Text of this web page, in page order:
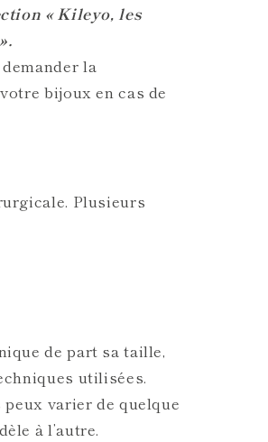
« Kileyo, les
la
bijoux en cas de
Plusieurs
de part sa taille,
utilisées.
varier de quelque
à l’autre.